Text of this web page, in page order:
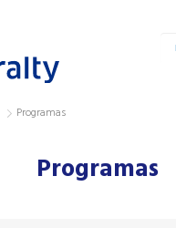
Programas
Programas